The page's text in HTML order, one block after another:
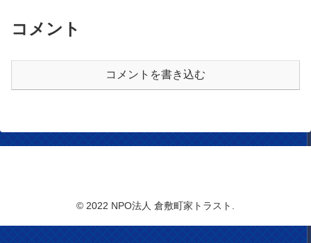
コメント
コメントを書き込む
© 2022 NPO法人 倉敷町家トラスト.